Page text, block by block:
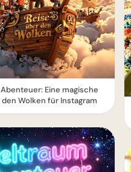
Eine magische
den Wolken für Instagram